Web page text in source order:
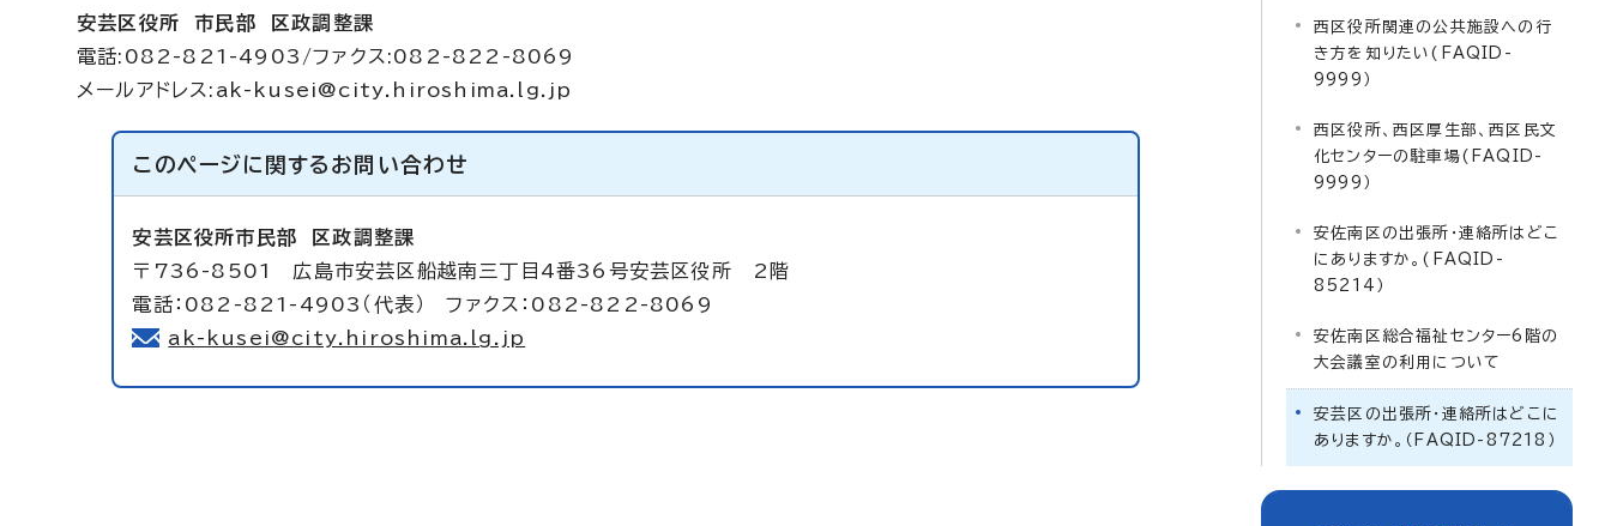
安芸区役所 市民部 区政調整課
電話:082-821-4903/ファクス:082-822-8069
メールアドレス: ak-kusei@city.hiroshima.lg.jp
このページに関する お問い合わせ
安芸区役所市民部
区政調整課
〒736-8501 広島市安芸区船越南三丁目4番36号安芸区役所 2階
電話：082-821-4903（代表） ファクス：082-822-8069
ak-kusei@city.hiroshima.lg.jp
西区役所関連の公共施設への行
き方を知りたい(FAQID-
9999）
西区役所、西区厚生部、西区民文
化センターの駐車場(FAQID-
9999）
安佐南区の出張所・連絡所はどこ
にありますか。(FAQID-
85214）
安佐南区総合福祉センター6階の
大会議室の利用について
安芸区の出張所・連絡所はどこに
ありますか。（FAQID-87218）